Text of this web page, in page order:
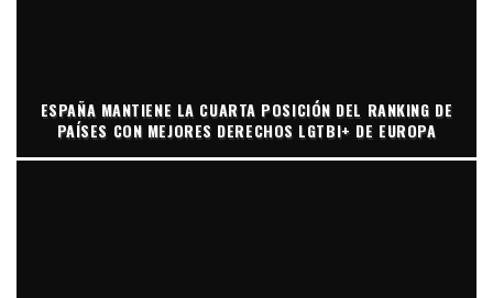
ESPAÑA MANTIENE LA CUARTA POSICIÓN DEL RANKING DE
PAÍSES CON MEJORES DERECHOS LGTBI+ DE EUROPA